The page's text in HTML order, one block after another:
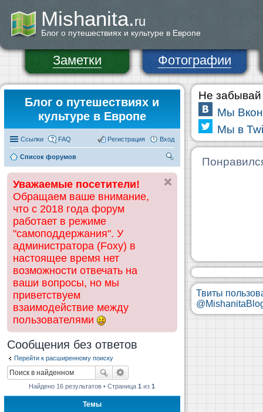
Mishanita.ru
Блог о путешествиях и культуре в Европе
Заметки Фотографии
Блог о путешествиях и
культуре в Европе
Ссылки FAQ Вход
Регистрация
Список форумов
ск
Уважаемые посетители!
Обращаем ваше внимание,
что с 2018 года форум
работает в режиме
"самоподдержания". У
администратора (Foxy) в
настоящее время нет
возможности отвечать на
ваши вопросы, но мы
приветствуем
взаимодействие между
пользователями
Сообщения без ответов
Перейти к расширенному поиску
Найдено 16 результатов • Страница1 из1
Темы
Не забывай
Мы
Мы в
Твиты